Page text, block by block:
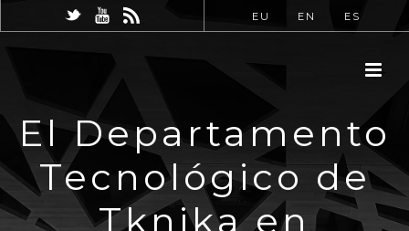
EU EN ES
El Departamento
Tecnológico de
Tknika en